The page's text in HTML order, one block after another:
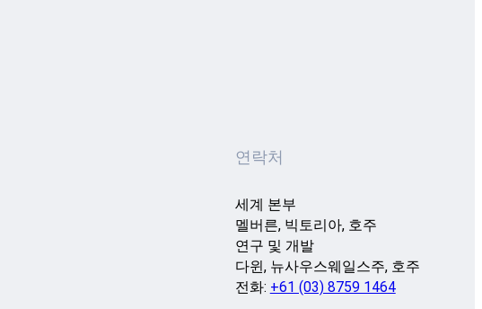
연락처
세계 본부
멜버른, 빅토리아, 호주
연구 및 개발
다윈, 뉴사우스웨일스주, 호주
전화: +61 (03) 8759 1464